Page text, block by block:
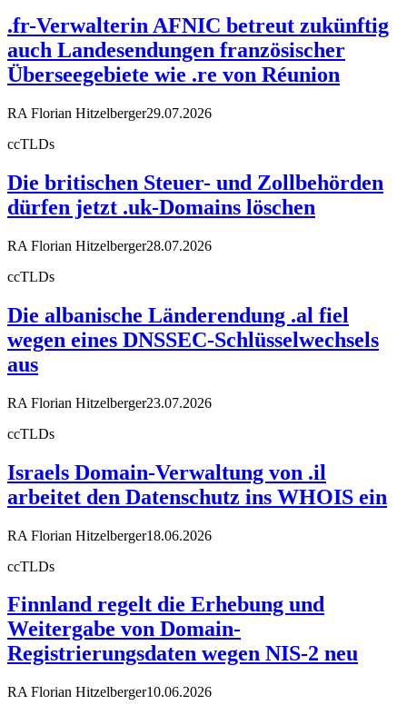
.fr-Verwalterin AFNIC betreut zukünftig
auch Landesendungen französischer
Überseegebiete wie .re von Réunion
RA Florian Hitzelberger29.07.2026
ccTLDs
Die britischen Steuer- und Zollbehörden
dürfen jetzt .uk-Domains löschen
RA Florian Hitzelberger28.07.2026
ccTLDs
Die albanische Länderendung .al fiel
wegen eines DNSSEC-Schlüsselwechsels
aus
RA Florian Hitzelberger23.07.2026
ccTLDs
Israels Domain-Verwaltung von .il
arbeitet den Datenschutz ins WHOIS ein
RA Florian Hitzelberger18.06.2026
ccTLDs
Finnland regelt die Erhebung und
Weitergabe von Domain-
Registrierungsdaten wegen NIS-2 neu
RA Florian Hitzelberger10.06.2026